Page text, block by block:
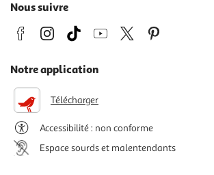
Nous suivre
Notre application
Télécharger
Accessibilité : non conforme
Espace sourds et malentendants